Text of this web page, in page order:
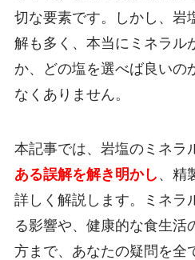
切な要素です。しかし、岩
解も多く、本当にミネラル
か、どの塩を選べば良いの
なくありません。
本記事では、岩塩のミネラ
ある誤解を解き明かし 、精
詳しく解説します。ミネラ
る影響や、健康的な食生活
方まで、あなたの疑問を全